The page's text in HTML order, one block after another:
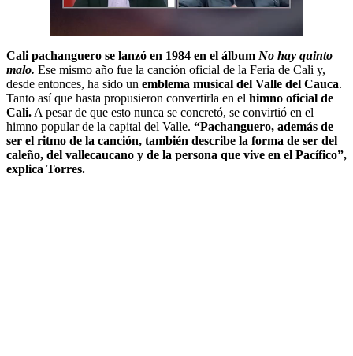
Cali pachanguero se lanzó en 1984 en el álbum No hay quinto
malo. Ese mismo año fue la canción oficial de la Feria de Cali y,
desde entonces, ha sido un emblema musical del Valle del Cauca.
Tanto así que hasta propusieron convertirla en el himno oficial de
Cali. A pesar de que esto nunca se concretó, se convirtió en el
himno popular de la capital del Valle. “Pachanguero, además de
ser el ritmo de la canción, también describe la forma de ser del
caleño, del vallecaucano y de la persona que vive en el Pacífico”,
explica Torres.